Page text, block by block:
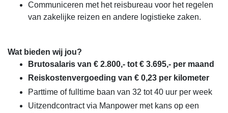
Communiceren met het reisbureau voor het regelen
van zakelijke reizen en andere logistieke zaken.
Wat bieden wij jou?
Brutosalaris van € 2.800,- tot € 3.695,- per maand
Reiskostenvergoeding van € 0,23 per kilometer
Parttime of fulltime baan van 32 tot 40 uur per week
Uitzendcontract via Manpower met kans op een